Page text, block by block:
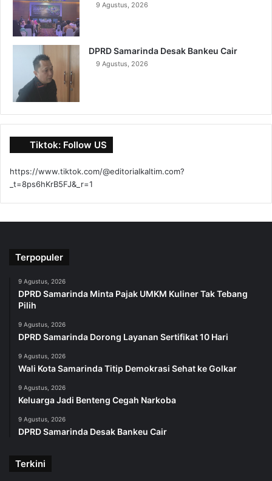
9 Agustus, 2026
DPRD Samarinda Desak Bankeu Cair
9 Agustus, 2026
Tiktok: Follow US
https://www.tiktok.com/@editorialkaltim.com?
_t=8ps6hKrB5FJ&_r=1
Terpopuler
9 Agustus, 2026
DPRD Samarinda Minta Pajak UMKM Kuliner Tak Tebang
Pilih
9 Agustus, 2026
DPRD Samarinda Dorong Layanan Sertifikat 10 Hari
9 Agustus, 2026
Wali Kota Samarinda Titip Demokrasi Sehat ke Golkar
9 Agustus, 2026
Keluarga Jadi Benteng Cegah Narkoba
9 Agustus, 2026
DPRD Samarinda Desak Bankeu Cair
Terkini